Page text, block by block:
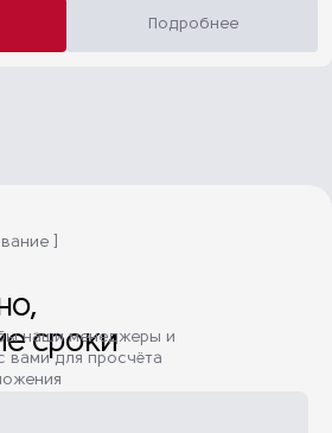
Подробнее
]
сроки
наши менеджеры и
вами для просчёта